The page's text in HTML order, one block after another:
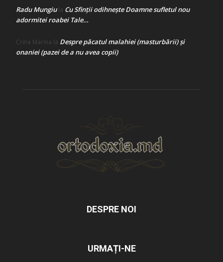
Radu Mungiula Cu Sfinții odihnește Doamne sufletul nou
adormitei roabei Tale…
Crina Marina la Despre păcatul malahiei (masturbării) şi
onaniei (pazei de a nu avea copii)
DESPRE NOI
URMAȚI-NE